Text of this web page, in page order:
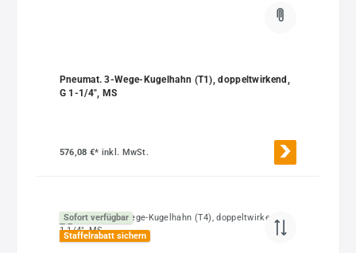
Pneumat. 3-Wege-Kugelhahn (T1), doppeltwirkend,
G 1-1/4", MS
576,08 €* inkl. MwSt.
Sofort verfügbar
Staffelrabatt sichern